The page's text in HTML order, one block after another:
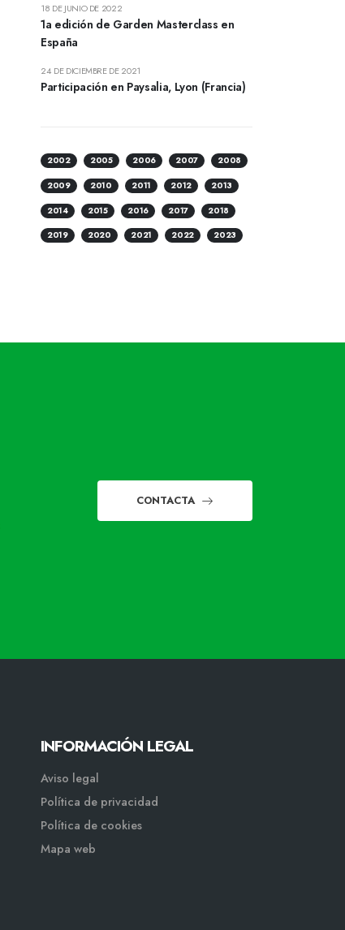
1a edición de Garden Masterclass en
España
18 DE JUNIO DE 2022
Participación en Paysalia, Lyon (Francia)
24 DE DICIEMBRE DE 2021
2002 2005 2006 2007 2008
2009 2010 2011 2012 2013
2014 2015 2016 2017 2018
2019 2020 2021 2022 2023
CONTACTA
INFORMACIÓN LEGAL
Aviso legal
Política de privacidad
Política de cookies
Mapa web